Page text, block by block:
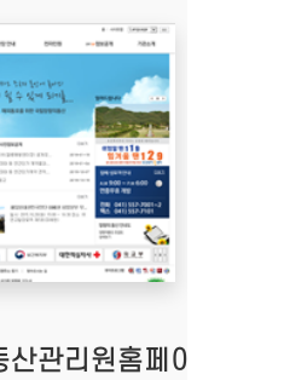
관리원홈페이지